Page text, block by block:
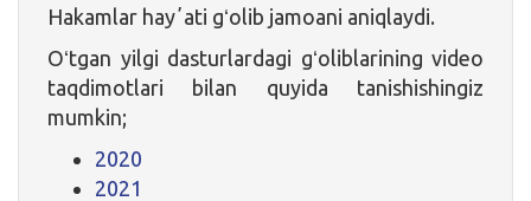
Hakamlar hayʼati gʻolib jamoani aniqlaydi.
Oʻtgan yilgi dasturlardagi gʻoliblarining video
taqdimotlari bilan quyida tanishishingiz
mumkin;
2020
2021